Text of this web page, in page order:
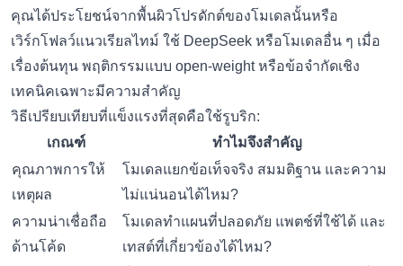
คุณได้ประโยชน์จากพื้นผิวโปรดักต์ของโมเดลนั้นหรือ
เวิร์กโฟลว์แนวเรียลไทม์ ใช้ DeepSeek หรือโมเดลอื่น ๆ เมื่อ
เรื่องต้นทุน พฤติกรรมแบบ open-weight หรือข้อจำกัดเชิง
เทคนิคเฉพาะมีความสำคัญ
วิธีเปรียบเทียบที่แข็งแรงที่สุดคือใช้รูบริก:
เกณฑ์
ทำไมจึงสำคัญ
คุณภาพการให้
เหตุผล
โมเดลแยกข้อเท็จจริง สมมติฐาน และความ
ไม่แน่นอนได้ไหม?
ความน่าเชื่อถือ
ด้านโค้ด
โมเดลทำแผนที่ปลอดภัย แพตช์ที่ใช้ได้ และ
เทสต์ที่เกี่ยวข้องได้ไหม?